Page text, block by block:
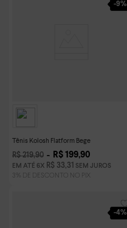
-9%
Tênis Kolosh Flatform Bege
R$ 219,90 R$ 199,90
EM ATÉ 6X R$ 33,31 SEM JUROS
-4%